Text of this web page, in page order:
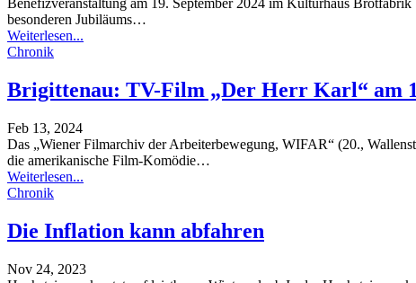
Benefizveranstaltung am 19. September 2024 im Kulturhaus Brotfabrik
besonderen Jubiläums…
Weiterlesen...
Chronik
Brigittenau: TV-Film „Der Herr Karl“ am
Feb 13, 2024
Das „Wiener Filmarchiv der Arbeiterbewegung, WIFAR“ (20.,
die amerikanische Film-Komödie…
Weiterlesen...
Chronik
Die Inflation kann abfahren
Nov 24, 2023